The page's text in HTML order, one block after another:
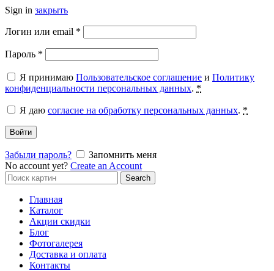
Sign in закрыть
Логин или email *
Пароль *
Я принимаю Пользовательское соглашение и Политику
конфиденциальности персональных данных. *
Я даю согласие на обработку персональных данных. *
Войти
Забыли пароль?
Запомнить меня
No account yet? Create an Account
Search
for:
Search
Главная
Каталог
Акции скидки
Блог
Фотогалерея
Доставка и оплата
Контакты